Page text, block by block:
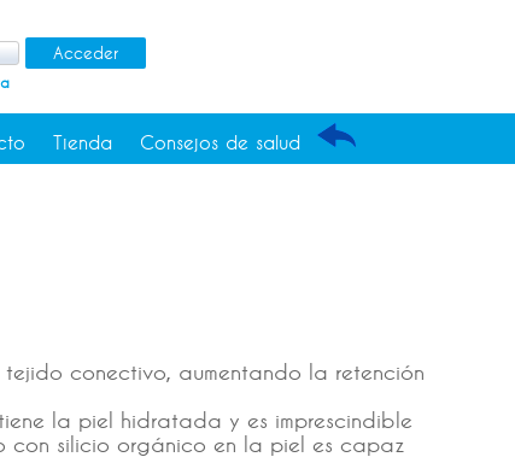
Tienda Consejos de salud
conectivo, aumentando la retención
la piel hidratada y es imprescindible
con silicio orgánico en la piel es capaz